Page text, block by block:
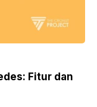
Fitur dan